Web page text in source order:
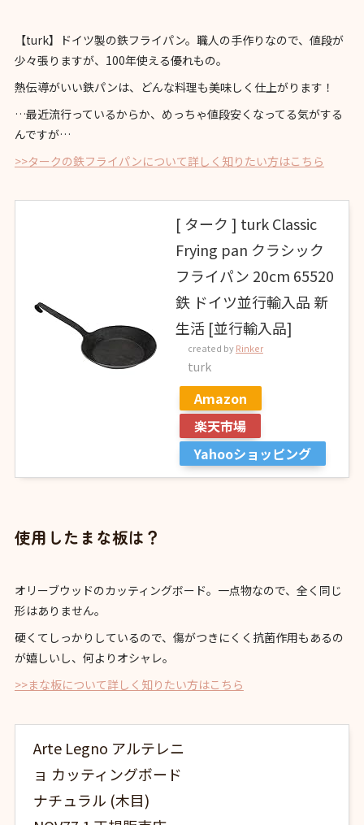
【turk】ドイツ製の鉄フライパン。職人の手作りなので、値段が
少々張りますが、100年使える優れもの。
熱伝導がいい鉄パンは、どんな料理も美味しく仕上がります！
…最近流行っているからか、めっちゃ値段安くなってる気がする
んですが…
>>タークの鉄フライパンについて詳しく知りたい方はこちら
[ ターク ] turk Classic
Frying pan クラシック
フライパン 20cm 65520
鉄 ドイツ並行輸入品 新
生活 [並行輸入品]
created by Rinker
turk
Amazon
楽天市場
Yahooショッピング
使用したまな板は？
オリーブウッドのカッティングボード。一点物なので、全く同じ
形はありません。
硬くてしっかりしているので、傷がつきにくく抗菌作用もあるの
が嬉しいし、何よりオシャレ。
>>まな板について詳しく知りたい方はこちら
Arte Legno アルテレニ
ョ カッティングボード
ナチュラル (木目)